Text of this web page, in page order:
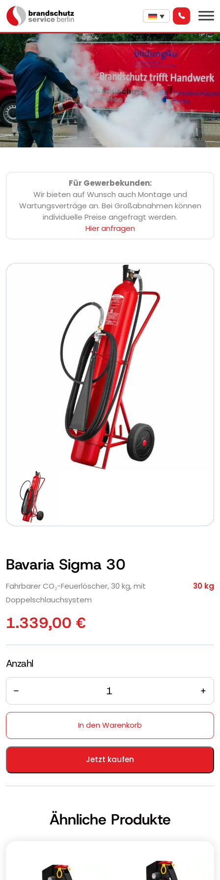
Für Gewerbekunden:
Wir bieten auf Wunsch auch Montage und
Wartungsverträge an. Bei Großabnahmen können
individuelle Preise angefragt werden.
Hier anfragen
Bavaria Sigma 30
Fahrbarer CO₂-Feuerlöscher, 30 kg, mit
Doppelschlauchsystem
30 kg
1.339,00 €
Anzahl
Anzahl
In den Warenkorb
Jetzt kaufen
Ähnliche Produkte